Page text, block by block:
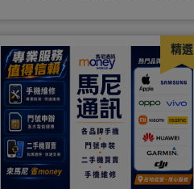
精選